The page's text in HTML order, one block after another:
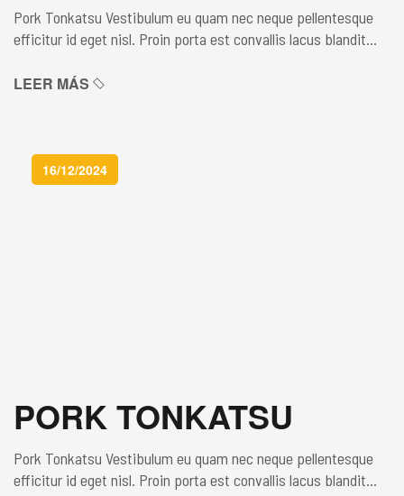
Pork Tonkatsu Vestibulum eu quam nec neque pellentesque
efficitur id eget nisl. Proin porta est convallis lacus blandit
Donec finibus, urna bibendum ultricies laoreet, augue eros
LEER MÁS
16/12/2024
PORK TONKATSU
Pork Tonkatsu Vestibulum eu quam nec neque pellentesque
efficitur id eget nisl. Proin porta est convallis lacus blandit